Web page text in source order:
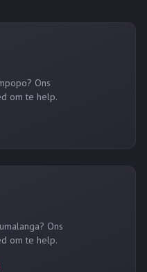
? Ons
om te help.
? Ons
om te help.